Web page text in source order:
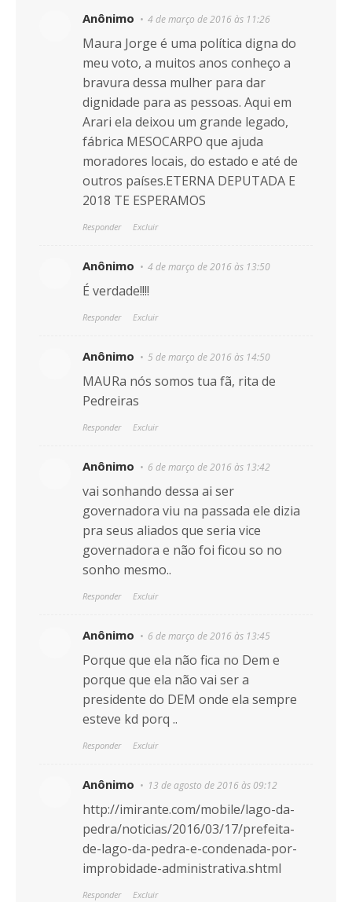
Anônimo 4 de março de 2016 às 11:26
Maura Jorge é uma política digna do
meu voto, a muitos anos conheço a
bravura dessa mulher para dar
dignidade para as pessoas. Aqui em
Arari ela deixou um grande legado,
fábrica MESOCARPO que ajuda
moradores locais, do estado e até de
outros países.ETERNA DEPUTADA E
2018 TE ESPERAMOS
Responder Excluir
Anônimo 4 de março de 2016 às 13:50
É verdade!!!!
Responder Excluir
Anônimo 5 de março de 2016 às 14:50
MAURa nós somos tua fã, rita de
Pedreiras
Responder Excluir
Anônimo 6 de março de 2016 às 13:42
vai sonhando dessa ai ser
governadora viu na passada ele dizia
pra seus aliados que seria vice
governadora e não foi ficou so no
sonho mesmo..
Responder Excluir
Anônimo 6 de março de 2016 às 13:45
Porque que ela não fica no Dem e
porque que ela não vai ser a
presidente do DEM onde ela sempre
esteve kd porq ..
Responder Excluir
Anônimo 13 de agosto de 2016 às 09:12
http://imirante.com/mobile/lago-da-
pedra/noticias/2016/03/17/prefeita-
de-lago-da-pedra-e-condenada-por-
improbidade-administrativa.shtml
Responder Excluir